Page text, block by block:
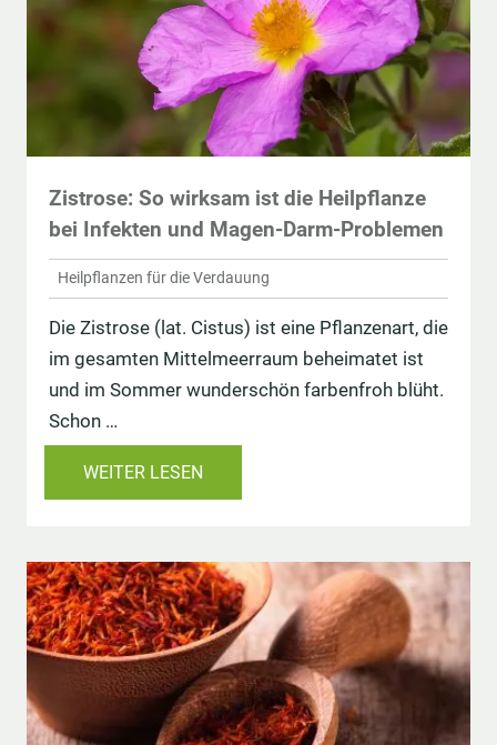
Zistrose: So wirksam ist die Heilpflanze
bei Infekten und Magen-Darm-Problemen
Heilpflanzen für die Verdauung
Die Zistrose (lat. Cistus) ist eine Pflanzenart, die
im gesamten Mittelmeerraum beheimatet ist
und im Sommer wunderschön farbenfroh blüht.
Schon …
WEITER LESEN